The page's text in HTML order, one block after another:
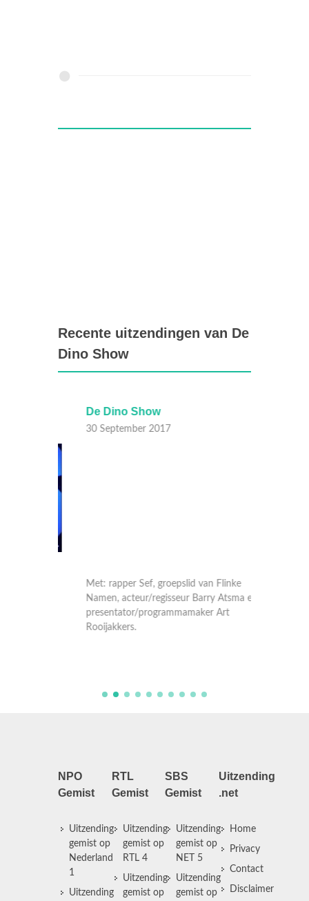
Recente uitzendingen van De
Dino Show
De Dino Show
30 September 2017
Met: rapper Sef, groepslid van Flinke
Namen, acteur/regisseur Barry Atsma en tv-
presentator/programmamaker Art
Rooijakkers.
NPO
Gemist
Uitzending
gemist op
Nederland
1
Uitzending
RTL
Gemist
Uitzending
gemist op
RTL 4
Uitzending
gemist op
SBS
Gemist
Uitzending
gemist op
NET 5
Uitzending
gemist op
Uitzending
.net
Home
Privacy
Contact
Disclaimer